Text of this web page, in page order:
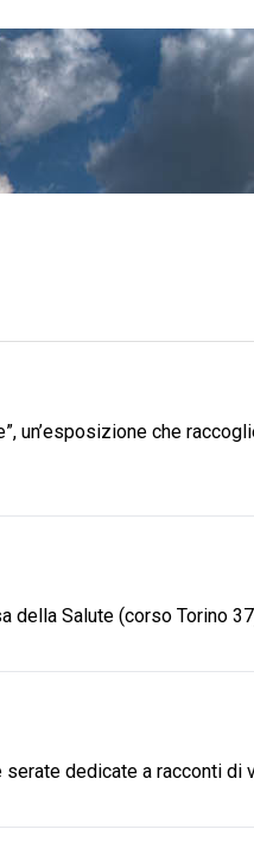
un’esposizione che
della Salute (corso Torino
dedicate a racconti